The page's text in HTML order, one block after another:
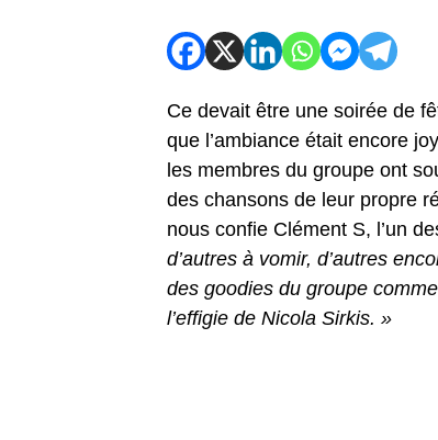
Ce devait être une soirée de
que l’ambiance était encore
les membres du groupe ont
des chansons de leur propre
nous confie Clément S, l’un
d’autres à vomir, d’autres
des goodies du groupe
l’effigie de Nicola Sirkis. »